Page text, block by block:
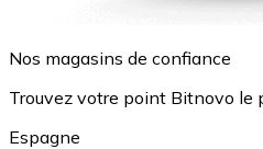
Nos magasins de confiance
Trouvez votre point Bitnovo le
Espagne